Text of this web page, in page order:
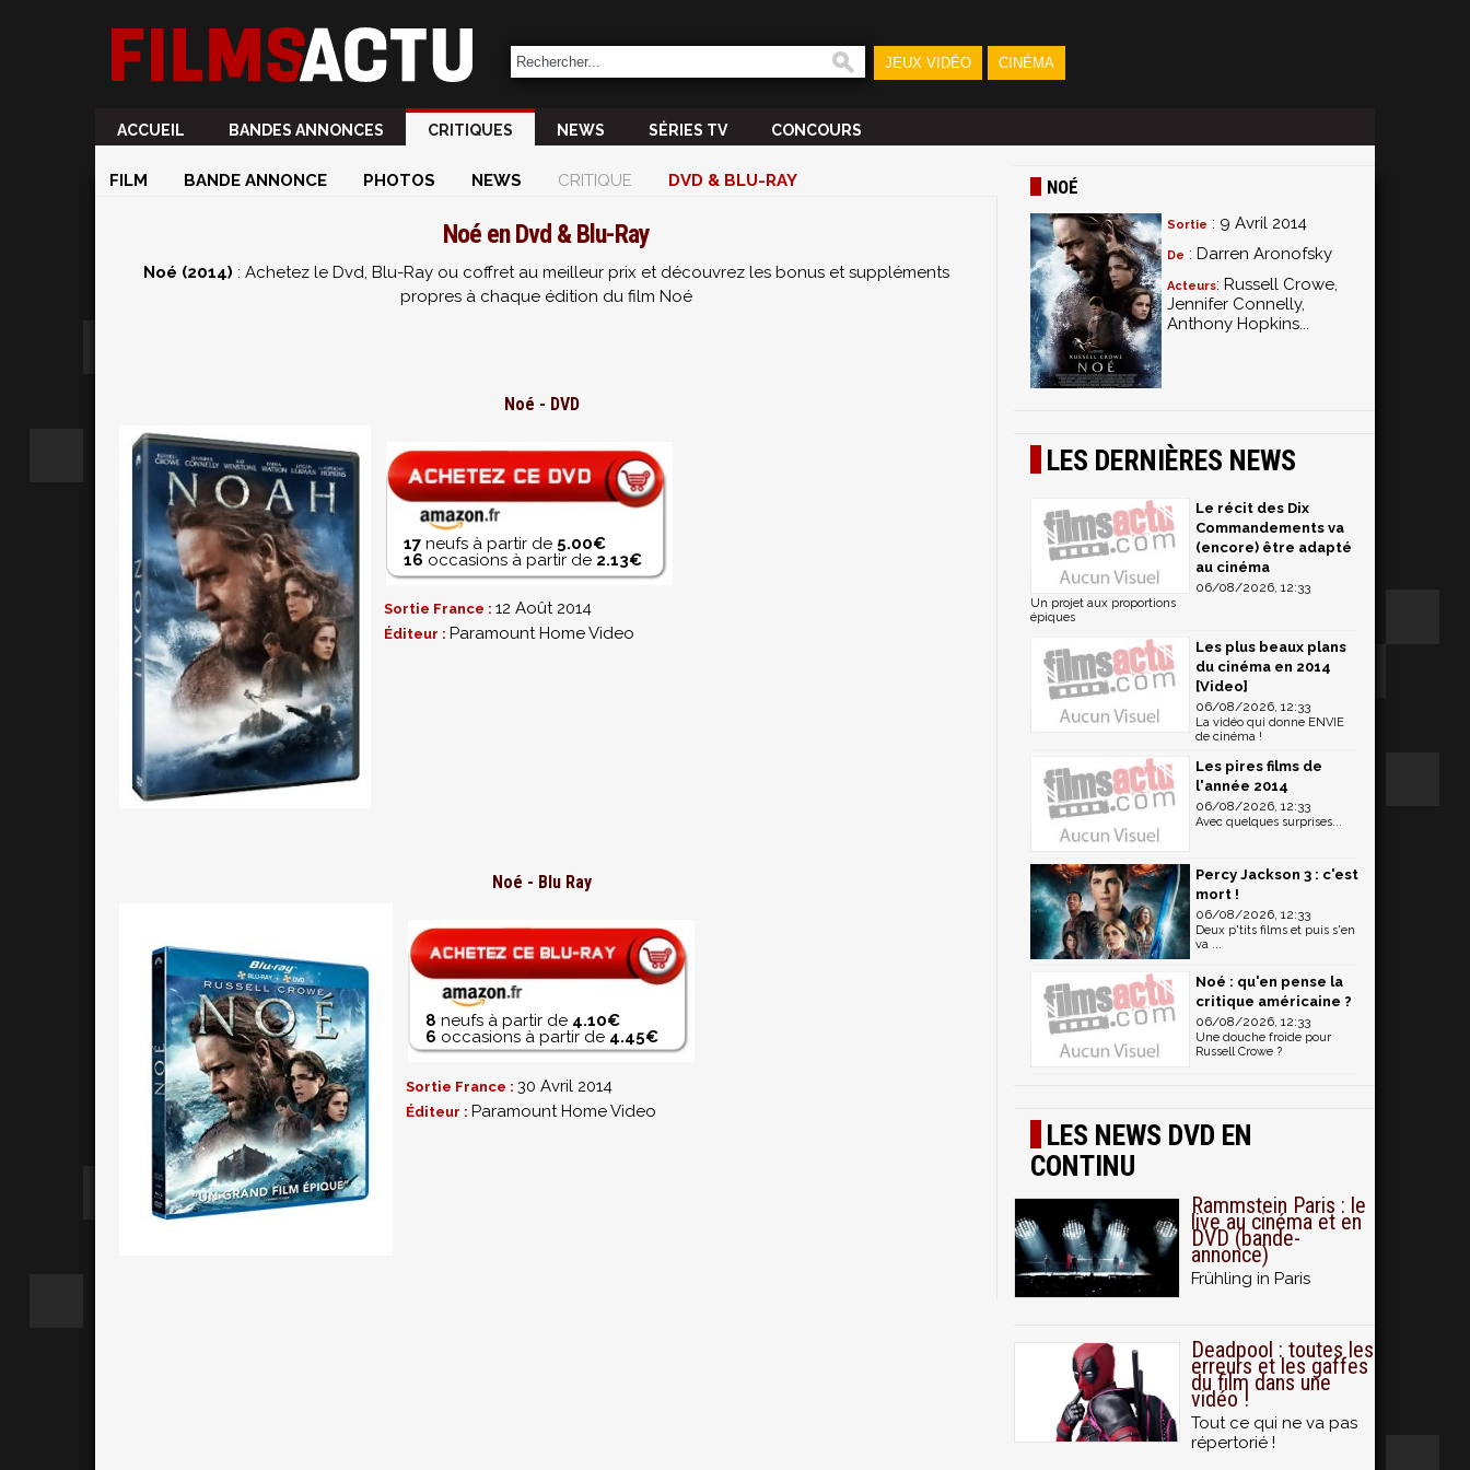
JEUX VIDÉO CINÉMA
ACCUEIL BANDES ANNONCES CRITIQUES NEWS SÉRIES TV CONCOURS
FILM BANDE ANNONCE PHOTOS NEWS CRITIQUE DVD & BLU-RAY
Noé en Dvd & Blu-Ray
Noé (2014) : Achetez le Dvd, Blu-Ray ou coffret au meilleur prix et découvrez les bonus et suppléments
propres à chaque édition du film Noé
Noé - DVD
17neufs à partir de 5.00€
16 occasions à partir de 2.13€
Sortie France : 12 Août 2014
Éditeur : Paramount Home Video
Noé - Blu Ray
8 neufs à partir de 4.10€
6 occasions à partir de 4.45€
Sortie France : 30 Avril 2014
Éditeur : Paramount Home Video
NOÉ
Sortie : 9 Avril 2014
De : Darren Aronofsky
Acteurs: Russell Crowe,
Jennifer Connelly,
Anthony Hopkins...
LES DERNIÈRES NEWS
Le récit des Dix
Commandements va
(encore) être adapté
au cinéma
06/08/2026, 12:33
Un projet aux proportions
épiques
Les plus beaux plans
du cinéma en 2014
[Video]
06/08/2026, 12:33
La vidéo qui donne ENVIE
de cinéma !
Les pires films de
l'année 2014
06/08/2026, 12:33
Avec quelques surprises...
Percy Jackson 3 : c'est
mort !
06/08/2026, 12:33
Deux p'tits films et puis s'en
va ...
Noé : qu'en pense la
critique américaine ?
06/08/2026, 12:33
Une douche froide pour
Russell Crowe ?
LES NEWS DVD EN
CONTINU
Rammstein Paris : le
live au cinéma et en
DVD (bande-
annonce)
Frühling in Paris
Deadpool : toutes les
erreurs et les gaffes
du film dans une
vidéo !
Tout ce qui ne va pas
répertorié !